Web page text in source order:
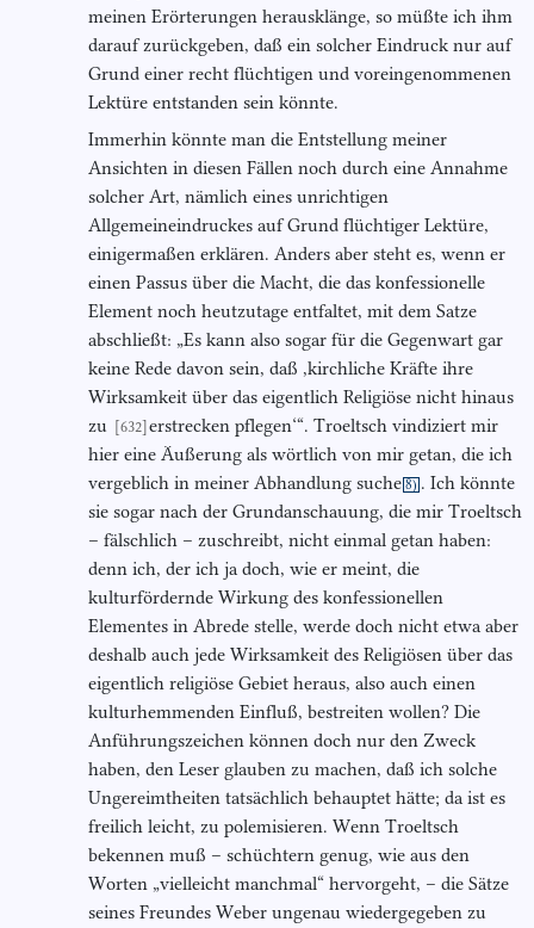
meinen Erörterungen herausklänge, so müßte ich ihm
darauf zurückgeben, daß ein solcher Eindruck nur auf
Grund einer recht flüchtigen und voreingenommenen
Lektüre entstanden sein könnte.
Immerhin könnte man die Entstellung meiner
Ansichten in diesen Fällen noch durch eine Annahme
solcher Art, nämlich eines unrichtigen
Allgemeineindruckes auf Grund flüchtiger Lektüre,
einigermaßen erklären. Anders aber steht es, wenn er
einen Passus über die Macht, die das konfessionelle
Element noch heutzutage entfaltet, mit dem Satze
abschließt: „Es kann also sogar für die Gegenwart gar
keine Rede davon sein, daß ,kirchliche Kräfte ihre
Wirksamkeit über das eigentlich Religiöse nicht hinaus
zu
[632] erstrecken pflegen‘“. Troeltsch vindiziert mir
hier eine Äußerung als wörtlich von mir getan, die ich
vergeblich in meiner Abhandlung suche 8) . Ich könnte
sie sogar nach der Grundanschauung, die mir Troeltsch
– fälschlich – zuschreibt, nicht einmal getan haben:
denn ich, der ich ja doch, wie er meint, die
kulturfördernde Wirkung des konfessionellen
Elementes in Abrede stelle, werde doch nicht etwa aber
deshalb auch jede Wirksamkeit des Religiösen über das
eigentlich religiöse Gebiet heraus, also auch einen
kulturhemmenden Einfluß, bestreiten wollen? Die
Anführungszeichen können doch nur den Zweck
haben, den Leser glauben zu machen, daß ich solche
Ungereimtheiten tatsächlich behauptet hätte; da ist es
freilich leicht, zu polemisieren. Wenn Troeltsch
bekennen muß – schüchtern genug, wie aus den
Worten „vielleicht manchmal“ hervorgeht, – die Sätze
seines Freundes Weber ungenau wiedergegeben zu